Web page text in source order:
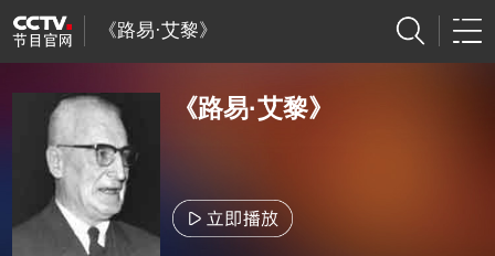
《路易·艾黎》
《路易·艾黎》